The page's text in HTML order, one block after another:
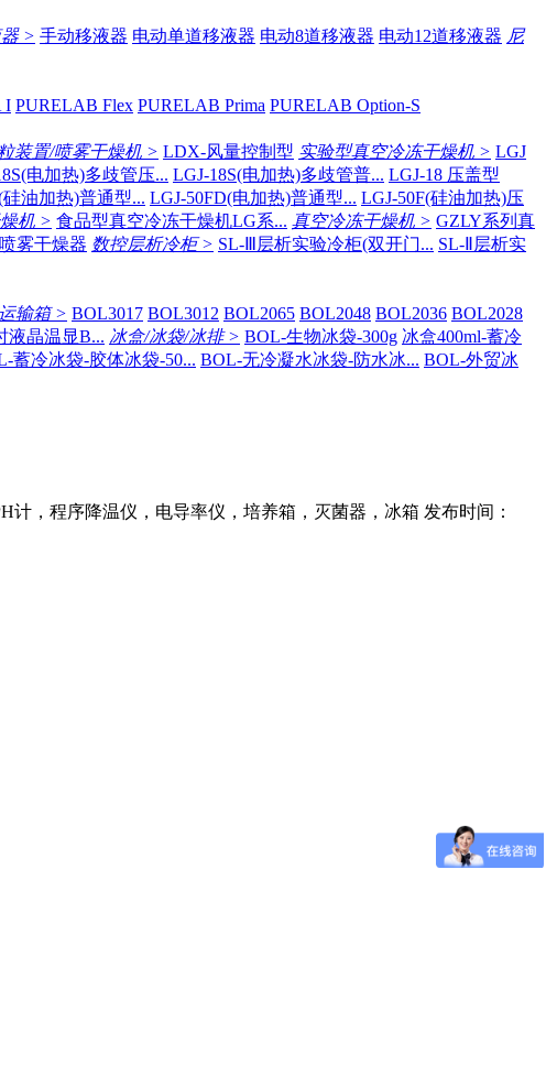
> 手动移液器 电动单道移液器 电动8道移液器 电动12道移液器 尼
I PURELAB Flex PURELAB Prima PURELAB Option-S
装置/喷雾干燥机 > LDX-风量控制型 实验型真空冷冻干燥机 > LGJ
电加热)多歧管压... LGJ-18S(电加热)多歧管普... LGJ-18 压盖型
硅油加热)普通型... LGJ-50FD(电加热)普通型... LGJ-50F(硅油加热)压
机 > 食品型真空冷冻干燥机LG系... 真空冷冻干燥机 > GZLY系列真
雾干燥器 数控层析冷柜 > SL-Ⅲ层析实验冷柜(双开门... SL-Ⅱ层析实
输箱 > BOL3017 BOL3012 BOL2065 BOL2048 BOL2036 BOL2028
液晶温显B... 冰盒/冰袋/冰排 > BOL-生物冰袋-300g 冰盒400ml-蓄冷
蓄冷冰袋-胶体冰袋-50... BOL-无冷凝水冰袋-防水冰... BOL-外贸冰
，程序降温仪，电导率仪，培养箱，灭菌器，冰箱 发布时间：